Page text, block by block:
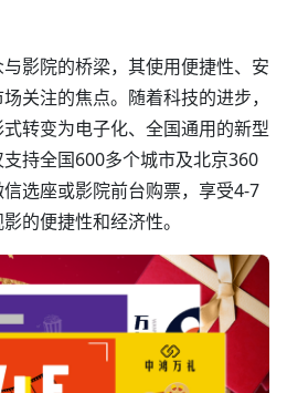
影院的桥梁，其使用便捷性、安
关注的焦点。随着科技的进步，
转变为电子化、全国通用的新型
持全国600多个城市及北京360
选座或影院前台购票，享受4-7
的便捷性和经济性。